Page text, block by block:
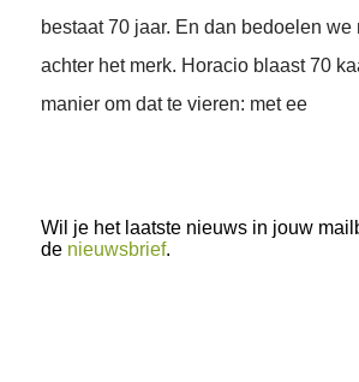
bestaat 70 jaar. En dan bedoelen
achter het merk. Horacio blaast 70
manier om dat te vieren: met ee
Wil je het laatste nieuws in jouw
de nieuwsbrief.